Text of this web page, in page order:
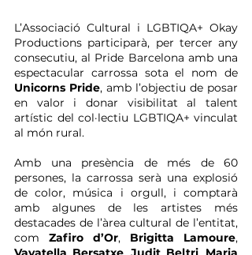
L’Associació Cultural i LGBTIQA+ Okay
Productions participarà, per tercer any
consecutiu, al Pride Barcelona amb una
Unicorns Pride, amb l’objectiu de posar
en valor i donar visibilitat al talent
artístic del col·lectiu LGBTIQA+ vinculat
al món rural.
Amb una presència de més de 60
persones, la carrossa serà una explosió
de color, música i orgull, i comptarà
amb algunes de les artistes més
destacades de l’àrea cultural de l’entitat,
com Zafiro d’Or, Brigitta Lamoure